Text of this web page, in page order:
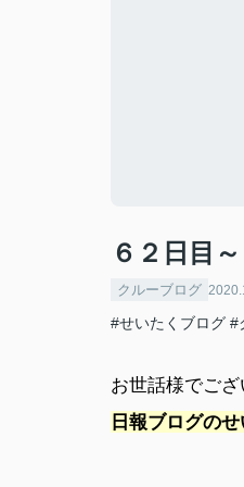
６２日目
クルーブログ
#せいたくブログ #
お世話様でござ
日報ブログのせ